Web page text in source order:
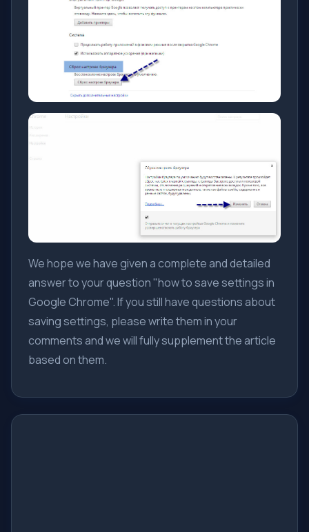
We hope we have given a complete and detailed
answer to your question "how to save settings in
Google Chrome". If you still have questions about
saving settings, please write them in your
comments and we will fully supplement the article
based on them.